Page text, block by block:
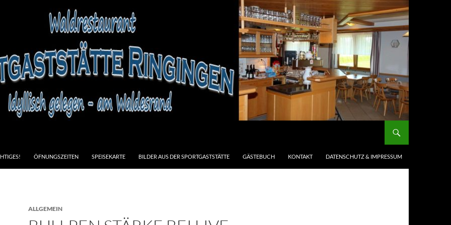
ÖFNUNGSZEITEN SPEISEKARTE BILDER AUS DER SPORTGASTSTÄTTE GÄSTEBUCH KONTAKT DATENSCHUTZ & IMPRESSUM
ALLGEMEIN